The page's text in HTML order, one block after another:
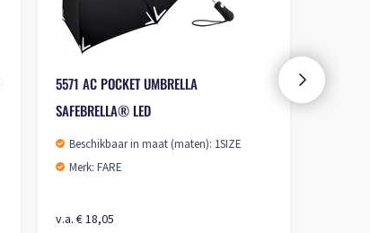
5571 AC POCKET UMBRELLA
SAFEBRELLA® LED
Beschikbaar in maat (maten): 1SIZE
Merk: FARE
v.a. € 18,05